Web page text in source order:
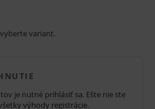
v tlaku
časov a výber veľkosti kapslí
variant.
je nutné prihlásiť sa. Ešte nie ste
výhody registrácie.